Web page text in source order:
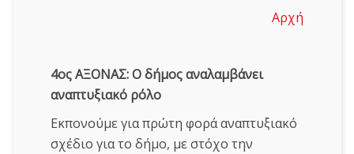
Αρχή
4ος ΑΞΟΝΑΣ: Ο δήμος αναλαμβάνει
αναπτυξιακό ρόλο
Εκπονούμε για πρώτη φορά αναπτυξιακό
σχέδιο για το δήμο, με στόχο την